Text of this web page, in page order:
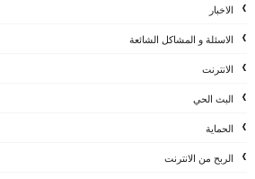
الاخبار
الاسئلة و المشاكل الشائعة
الانترنت
البث الحي
الحماية
الربح من الانترنت